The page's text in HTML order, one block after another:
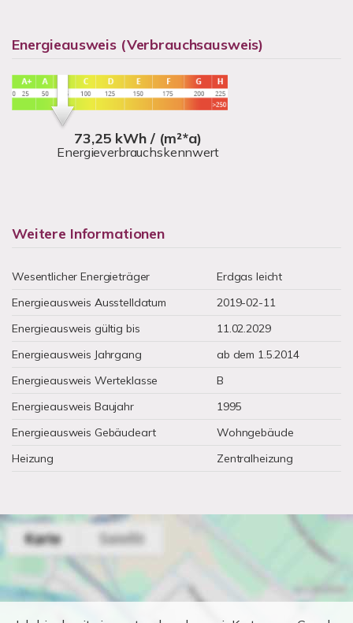
Energieausweis (Verbrauchsausweis)
73,25 kWh / (m²*a)
Energieverbrauchskennwert
Weitere Informationen
Wesentlicher Energieträger
Erdgas leicht
Energieausweis Ausstelldatum
2019-02-11
Energieausweis gültig bis
11.02.2029
Energieausweis Jahrgang
ab dem 1.5.2014
Energieausweis Werteklasse
B
Energieausweis Baujahr
1995
Energieausweis Gebäudeart
Wohngebäude
Heizung
Zentralheizung